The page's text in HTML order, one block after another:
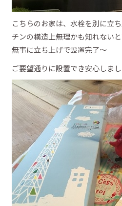
こちらのお家は、水栓を別に立
チンの構造上無理かも知れないと
無事に立ち上げで設置完了～
ご要望通りに設置でき安心しま